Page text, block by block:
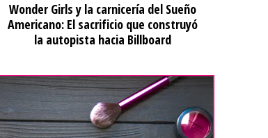
Wonder Girls y la carnicería del Sueño
Americano: El sacrificio que construyó
la autopista hacia Billboard